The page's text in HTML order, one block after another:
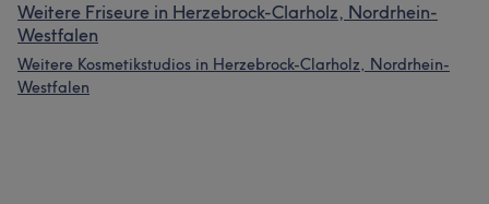
Weitere Friseure in Herzebrock-Clarholz, Nordrhein-
Westfalen
Weitere Kosmetikstudios in Herzebrock-Clarholz, Nordrhein-
Westfalen